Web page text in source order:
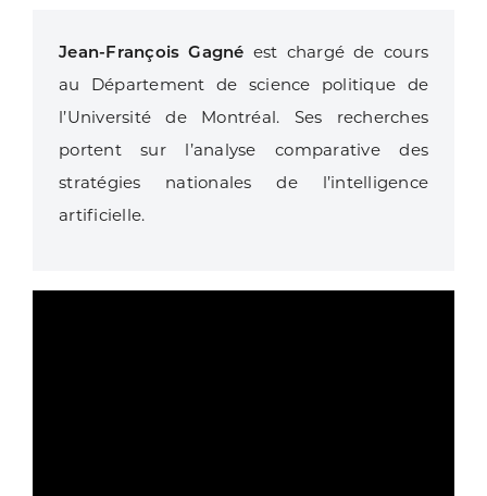
Jean-François Gagné est chargé de cours
au Département de science politique de
l’Université de Montréal. Ses recherches
portent sur l’analyse comparative des
stratégies nationales de l’intelligence
artificielle.